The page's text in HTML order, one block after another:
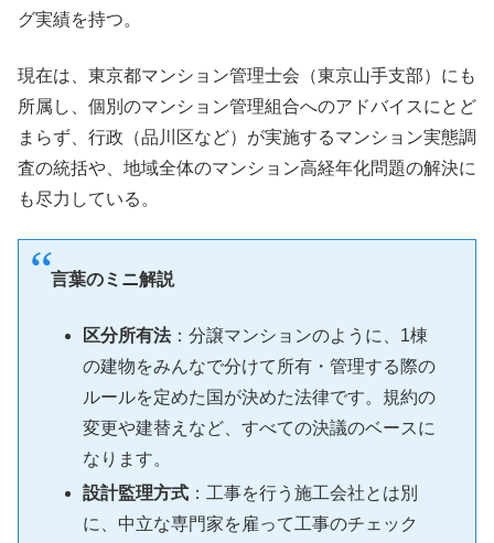
グ実績を持つ。
現在は、東京都マンション管理士会（東京山手支部）にも
所属し、個別のマンション管理組合へのアドバイスにとど
まらず、行政（品川区など）が実施するマンション実態調
査の統括や、地域全体のマンション高経年化問題の解決に
も尽力している。
言葉のミニ解説
区分所有法：分譲マンションのように、1棟
の建物をみんなで分けて所有・管理する際の
ルールを定めた国が決めた法律です。規約の
変更や建替えなど、すべての決議のベースに
なります。
設計監理方式：工事を行う施工会社とは別
に、中立な専門家を雇って工事のチェック